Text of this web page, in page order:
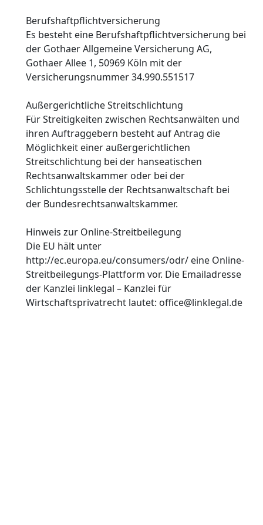
Berufshaftpflichtversicherung
Es besteht eine Berufshaftpflichtversicherung bei
der Gothaer Allgemeine Versicherung AG,
Gothaer Allee 1, 50969 Köln mit der
Versicherungsnummer 34.990.551517
Außergerichtliche Streitschlichtung
Für Streitigkeiten zwischen Rechtsanwälten und
ihren Auftraggebern besteht auf Antrag die
Möglichkeit einer außergerichtlichen
Streitschlichtung bei der hanseatischen
Rechtsanwaltskammer oder bei der
Schlichtungsstelle der Rechtsanwaltschaft bei
der Bundesrechtsanwaltskammer.
Hinweis zur Online-Streitbeilegung
Die EU hält unter
http://ec.europa.eu/consumers/odr/ eine Online-
Streitbeilegungs-Plattform vor. Die Emailadresse
der Kanzlei linklegal – Kanzlei für
Wirtschaftsprivatrecht lautet: office@linklegal.de